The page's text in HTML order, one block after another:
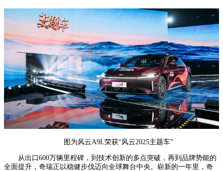
图为风云A9L荣获“风云2025主题车”
从出口600万辆里程碑，到技术创新的多点突破，再到品牌势能的
全面提升，奇瑞正以稳健步伐迈向全球舞台中央。崭新的一年里，奇